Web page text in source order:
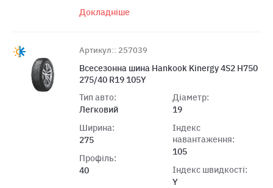
Докладніше
Артикул:: 257039
Всесезонна шина Hankook Kinergy 4S2 H750
275/40 R19 105Y
Тип авто:
Легковий
Ширина:
275
Профіль:
40
Діаметр:
19
Індекс
навантаження:
105
Індекс швидкості:
Y